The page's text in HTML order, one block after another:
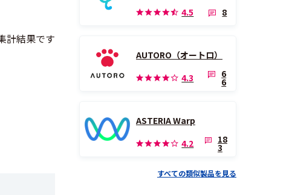
4.5
8
AUTORO（オートロ）
4.3
6
6
ASTERIA Warp
4.2
18
3
すべての類似製品を見る